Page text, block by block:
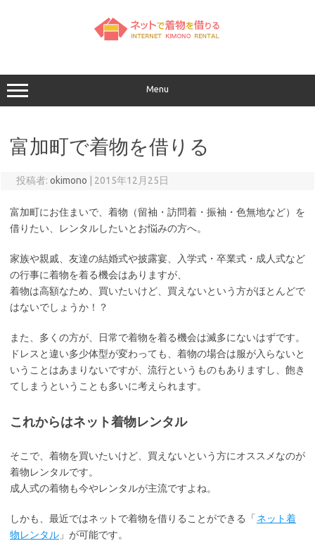
キ
ッ
プ
Menu
富加町で着物を借りる
投稿者: okimono 2015年12月25日
富加町にお住まいで、着物（留袖・訪問着・振袖・色無地など）を
借りたい、レンタルしたいとお悩みの方へ。
家族や親戚、友達の結婚式や披露宴、入学式・卒業式・成人式など
の行事に着物を着る機会はありますが、
着物は高額なため、買いたいけど、買えないという方がほとんどで
はないでしょうか！？
また、多くの方が、日常で着物を着る機会は滅多にないはずです。
ドレスと違い多少体型が変わっても、着物の場合は服が入らないと
いうことはあまりないですが、流行というものもありますし、飽き
てしまうということも多いに考えられます。
これからはネット着物レンタル
そこで、着物を買いたいけど、買えないという方にオススメなのが
着物レンタルです。
成人式の着物も今やレンタルが主流ですよね。
しかも、最近ではネットで着物を借りることができる「 ネット着
物レンタル 」が可能です。